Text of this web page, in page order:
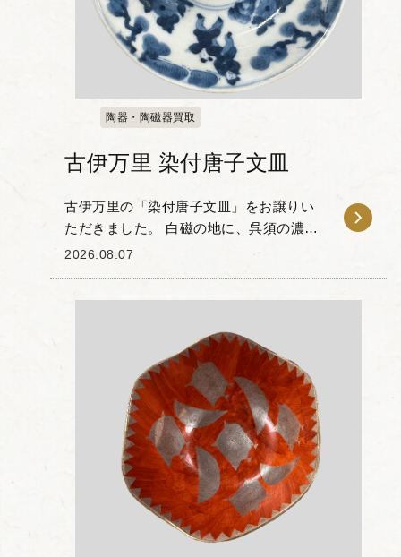
陶器・陶磁器買取
古伊万里 染付唐子文皿
古伊万里の「染付唐子文皿」をお譲りい
ただきました。 白磁の地に、呉須の濃淡
を用いて唐子の姿が描かれた作品です。
2026.08.07